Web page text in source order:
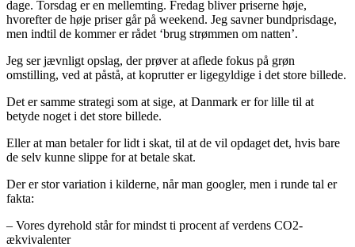
dage. Torsdag er en mellemting. Fredag bliver priserne høje,
hvorefter de høje priser går på weekend. Jeg savner bundprisdage,
men indtil de kommer er rådet ‘brug strømmen om natten’.
Jeg ser jævnligt opslag, der prøver at aflede fokus på grøn
omstilling, ved at påstå, at koprutter er ligegyldige i det store billede.
Det er samme strategi som at sige, at Danmark er for lille til at
betyde noget i det store billede.
Eller at man betaler for lidt i skat, til at de vil opdaget det, hvis bare
de selv kunne slippe for at betale skat.
Der er stor variation i kilderne, når man googler, men i runde tal er
fakta:
– Vores dyrehold står for mindst ti procent af verdens CO2-
ækvivalenter